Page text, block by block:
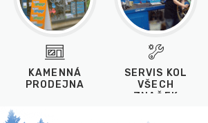
KAMENNÁ
PRODEJNA
SERVIS KOL
VŠECH
ZNAČEK